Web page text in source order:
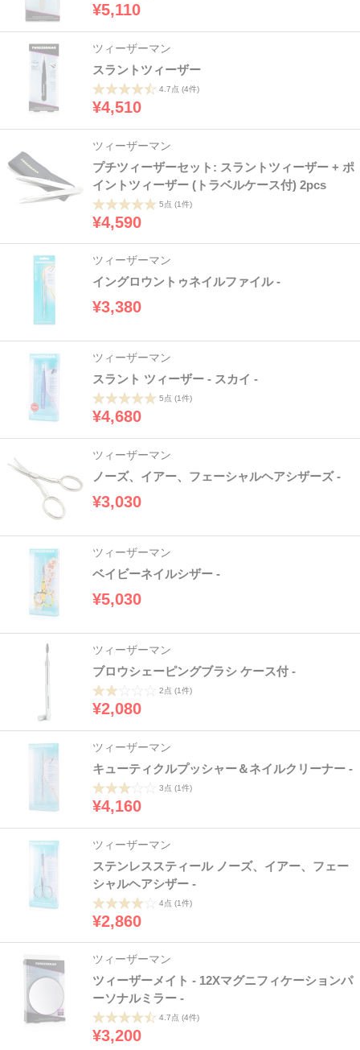
¥5,110
ツィーザーマン
スラントツィーザー
4.7点 (4件)
¥4,510
ツィーザーマン
プチツィーザーセット: スラントツィーザー + ポ
イントツィーザー (トラベルケース付) 2pcs
5点 (1件)
¥4,590
ツィーザーマン
イングロウントゥネイルファイル -
¥3,380
ツィーザーマン
スラント ツィーザー - スカイ -
5点 (1件)
¥4,680
ツィーザーマン
ノーズ、イアー、フェーシャルヘアシザーズ -
¥3,030
ツィーザーマン
ベイビーネイルシザー -
¥5,030
ツィーザーマン
ブロウシェーピングブラシ ケース付 -
2点 (1件)
¥2,080
ツィーザーマン
キューティクルプッシャー＆ネイルクリーナー -
3点 (1件)
¥4,160
ツィーザーマン
ステンレススティール ノーズ、イアー、フェー
シャルヘアシザー -
4点 (1件)
¥2,860
ツィーザーマン
ツィーザーメイト - 12Xマグニフィケーションパ
ーソナルミラー -
4.7点 (4件)
¥3,200